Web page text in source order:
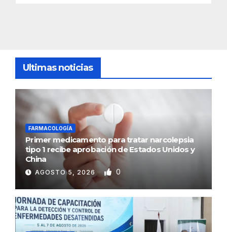
Ultimas noticias
FARMACOLOGÍA
Primer medicamento para tratar narcolepsia
tipo 1 recibe aprobación de Estados Unidos y
China
AGOSTO 5, 2026 0